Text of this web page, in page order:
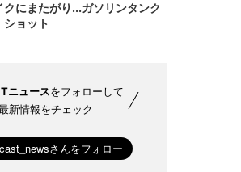
クにまたがり...ガソリンタンク
ショット
ニュースをフォローして
新情報をチェック